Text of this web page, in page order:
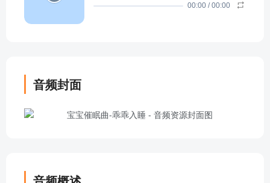
00:00 /00:00
音频封面